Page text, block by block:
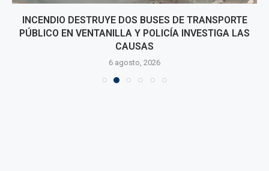
INCENDIO DESTRUYE DOS BUSES DE TRANSPORTE
PÚBLICO EN VENTANILLA Y POLICÍA INVESTIGA LAS
CAUSAS
6 agosto, 2026